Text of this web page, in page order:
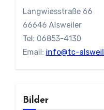
Langwiesstraße 66
66646 Alsweiler
Tel: 06853-4130
Email: info@tc-
Bilder